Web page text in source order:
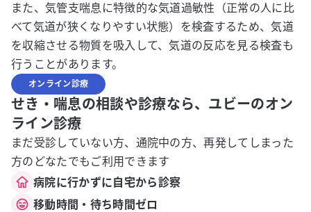
また、気管支喘息に特徴的な気道過敏性（正常の人に比
べて気道が狭くなりやすい状態）を検査するため、気道
を収縮させる物質を吸入して、気道の反応を見る検査も
行うことがあります。
オンライン診療
せき・喘息の相談や診療なら、ユビーのオン
ライン診療
まだ受診していない方、通院中の方、再発してしまった
方のどなたでもご利用できます
病院に行かずに自宅から診察
移動時間・待ち時間ゼロ